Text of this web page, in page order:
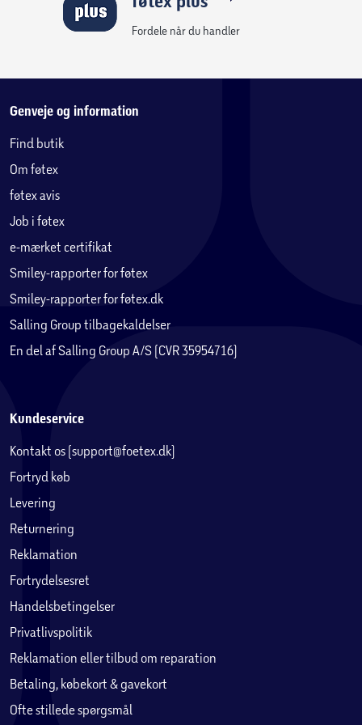
Fordele når du handler
Genveje og information
Find butik
Om føtex
føtex avis
Job i føtex
e-mærket certifikat
Smiley-rapporter for føtex
Smiley-rapporter for føtex.dk
Salling Group tilbagekaldelser
En del af Salling Group A/S (CVR 35954716)
Kundeservice
Kontakt os (support@foetex.dk)
Fortryd køb
Levering
Returnering
Reklamation
Fortrydelsesret
Handelsbetingelser
Privatlivspolitik
Reklamation eller tilbud om reparation
Betaling, købekort & gavekort
Ofte stillede spørgsmål